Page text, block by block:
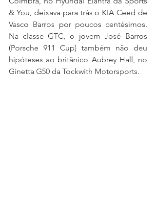
& You, deixava para trás o KIA Ceed de
Vasco Barros por poucos centésimos.
Na classe GTC, o jovem José Barros
(Porsche 911 Cup) também não deu
hipóteses ao britânico Aubrey Hall, no
Ginetta G50 da Tockwith Motorsports.